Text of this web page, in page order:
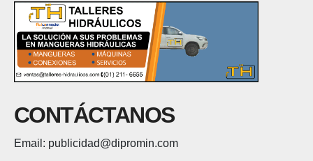
CONTÁCTANOS
Email: publicidad@dipromin.com